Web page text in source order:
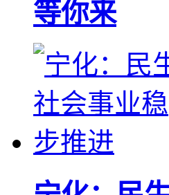
等你来